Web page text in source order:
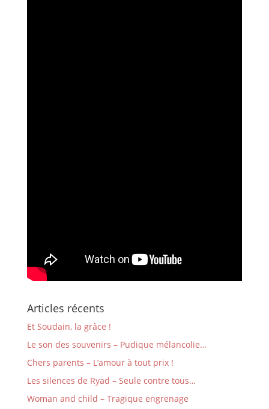
Articles récents
Et Soudain, la grâce !
Le son des souvenirs – Pudique mélancolie…
Chers parents – L’amour à tout prix !
Les silences de Ryad – Seule contre tous…
Woman and child – Tragique engrenage